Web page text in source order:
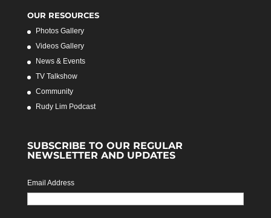
OUR RESOURCES
Photos Gallery
Videos Gallery
News & Events
TV Talkshow
Community
Rudy Lim Podcast
SUBSCRIBE TO OUR REGULAR
NEWSLETTER AND UPDATES
Email Address